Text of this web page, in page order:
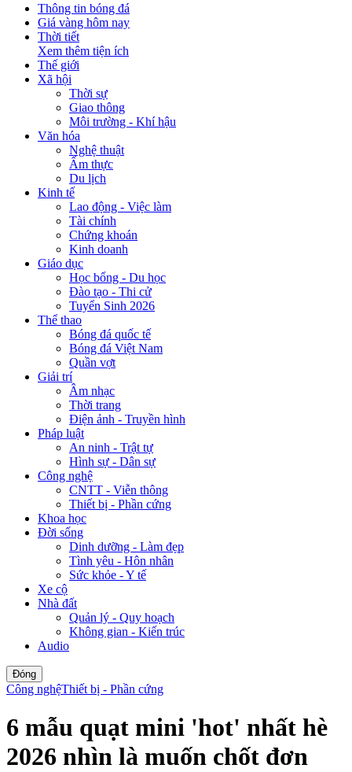
Thông tin bóng đá
Giá vàng hôm nay
Thời tiết
Xem thêm tiện ích
Thế giới
Xã hội
Thời sự
Giao thông
Môi trường - Khí hậu
Văn hóa
Nghệ thuật
Ẩm thực
Du lịch
Kinh tế
Lao động - Việc làm
Tài chính
Chứng khoán
Kinh doanh
Giáo dục
Học bổng - Du học
Đào tạo - Thi cử
Tuyển Sinh 2026
Thể thao
Bóng đá quốc tế
Bóng đá Việt Nam
Quần vợt
Giải trí
Âm nhạc
Thời trang
Điện ảnh - Truyền hình
Pháp luật
An ninh - Trật tự
Hình sự - Dân sự
Công nghệ
CNTT - Viễn thông
Thiết bị - Phần cứng
Khoa học
Đời sống
Dinh dưỡng - Làm đẹp
Tình yêu - Hôn nhân
Sức khỏe - Y tế
Xe cộ
Nhà đất
Quản lý - Quy hoạch
Không gian - Kiến trúc
Audio
Đóng
Công nghệThiết bị - Phần cứng
6 mẫu quạt mini 'hot' nhất hè
2026 nhìn là muốn chốt đơn